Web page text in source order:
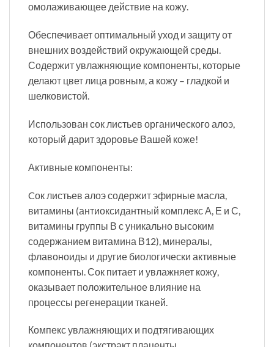
омолаживающее действие на кожу.
Обеспечивает оптимальный уход и защиту от
внешних воздействий окружающей среды.
Содержит увлажняющие компоненты, которые
делают цвет лица ровным, а кожу – гладкой и
шелковистой.
Использован сок листьев органического алоэ,
который дарит здоровье Вашей коже!
Активные компоненты:
Cок листьев алоэ содержит эфирные масла,
витамины (антиоксидантный комплекс А, Е и С,
витамины группы В с уникально высоким
содержанием витамина В12), минералы,
флавоноиды и другие биологически активные
компоненты. Сок питает и увлажняет кожу,
оказывает положительное влияние на
процессы регенерации тканей.
Компекс увлажняющих и подтягивающих